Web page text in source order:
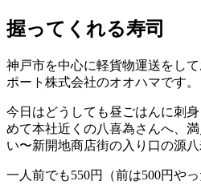
握ってくれる寿司
神戸市を中心に軽貨物運送をし
ポート株式会社のオオハマです。
今日はどうしても昼ごはんに刺
めて本社近くの八喜為さんへ、
い〜新開地商店街の入り口の源
一人前でも550円（前は500円や